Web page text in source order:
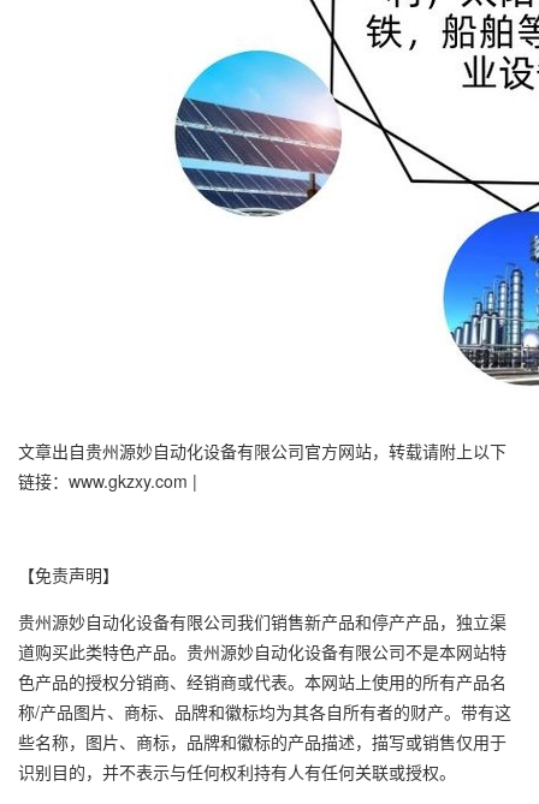
文章出自贵州源妙自动化设备有限公司官方网站，转载请附上以下
链接：www.gkzxy.com |
【免责声明】
贵州源妙自动化设备有限公司我们销售新产品和停产产品，独立渠
道购买此类特色产品。贵州源妙自动化设备有限公司不是本网站特
色产品的授权分销商、经销商或代表。本网站上使用的所有产品名
称/产品图片、商标、品牌和徽标均为其各自所有者的财产。带有这
些名称，图片、商标，品牌和徽标的产品描述，描写或销售仅用于
识别目的，并不表示与任何权利持有人有任何关联或授权。